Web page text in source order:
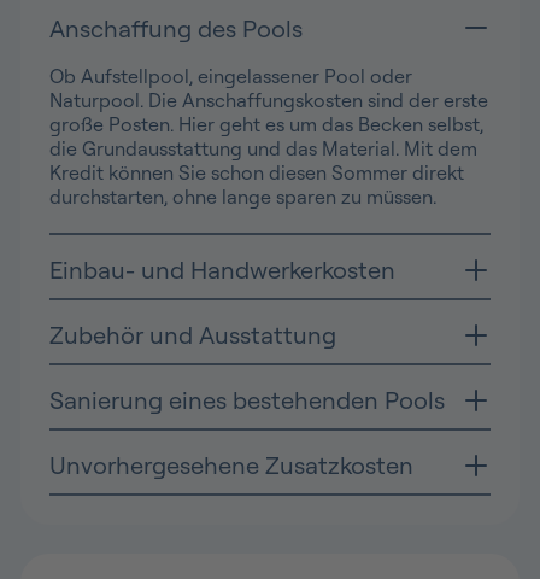
Anschaffung des Pools
Ob Aufstellpool, eingelassener Pool oder
Naturpool. Die Anschaffungskosten sind der erste
große Posten. Hier geht es um das Becken selbst,
die Grundausstattung und das Material. Mit dem
Kredit können Sie schon diesen Sommer direkt
durchstarten, ohne lange sparen zu müssen.
Einbau- und Handwerkerkosten
Zubehör und Ausstattung
Sanierung eines bestehenden Pools
Unvorhergesehene Zusatzkosten